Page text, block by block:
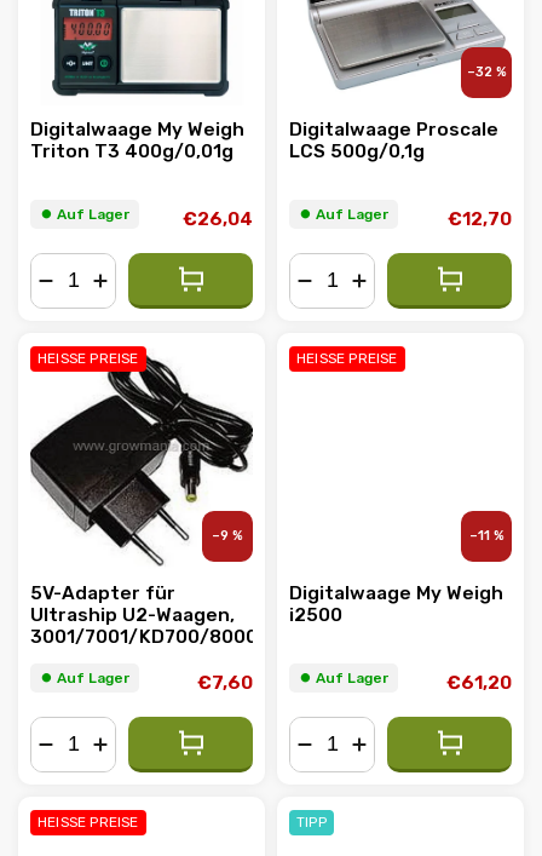
Digitalwaage My Weigh
Triton T3 400g/0,01g
⏺︎ Auf Lager €26,04
–32 %
Digitalwaage Proscale
LCS 500g/0,1g
⏺︎ Auf Lager €12,70
HEISSE PREISE
–9 %
5V-Adapter für
Ultraship U2-Waagen,
3001/7001/KD700/8000
⏺︎ Auf Lager €7,60
HEISSE PREISE
–11 %
Digitalwaage My Weigh
i2500
⏺︎ Auf Lager €61,20
HEISSE PREISE TIPP